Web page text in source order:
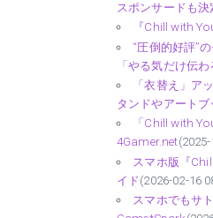
スポンサードも
『Chill with
“圧倒的好評”
「やる気だけ伝
「衣替え」ア
タンドやアート
「Chill with
4Gamer.net
スマホ版『
イド(2026-02-16
スマホでもサ